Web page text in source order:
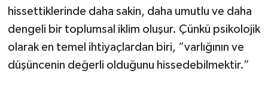
hissettiklerinde daha sakin, daha umutlu ve daha
dengeli bir toplumsal iklim oluşur. Çünkü psikolojik
olarak en temel ihtiyaçlardan biri, “varlığının ve
düşüncenin değerli olduğunu hissedebilmektir.”